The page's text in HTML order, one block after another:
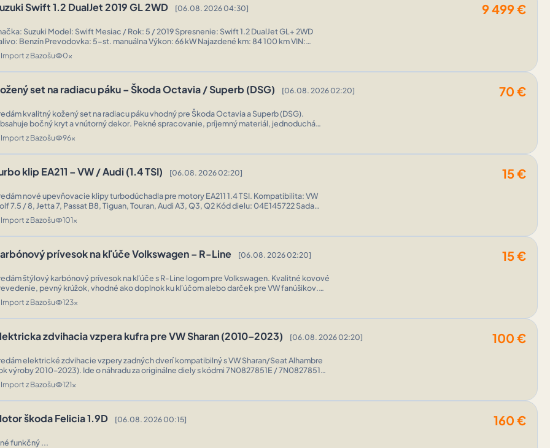
Swift 1.2 DualJet 2019 GL 2WD [06.08. 2026 04:30] 9 499€
Suzuki Model: Swift Mesiac / Rok: 5 / 2019 Spresnenie: Swift 1.2 DualJet GL+ 2WD
Benzín Prevodovka: 5-st. manuálna Výkon: 66 kW Najazdené km: 84 100 km VIN:
Stav: Používané Karoséria: Hatchback Pohon: Pred ...
Import z Bazošuvisibility0x
set na radiacu páku – Škoda Octavia / Superb (DSG) [06.08. 2026 02:20] 70 €
kvalitný kožený set na radiacu páku vhodný pre Škoda Octavia a Superb (DSG).
bočný kryt a vnútorný dekor. Pekné spracovanie, príjemný materiál, jednoduchá
Import z Bazošuvisibility96x
klip EA211 – VW / Audi (1.4 TSI) [06.08. 2026 02:20] 15€
nové upevňovacie klipy turbodúchadla pre motory EA211 1.4 TSI. Kompatibilita: VW
7.5 / 8, Jetta 7, Passat B8, Tiguan, Touran, Audi A3, Q3, Q2 Kód dielu: 04E145722 Sada
obsahuje 2 kusy. SADA- 12mm/2020-24 - 20€ 9mm/2017-19 - 15€ ...
Import z Bazošuvisibility101x
prívesok na kľúče Volkswagen – R-Line [06.08. 2026 02:20] 15€
štýlový karbónový prívesok na kľúče s R-Line logom pre Volkswagen. Kvalitné kovové
pevný krúžok, vhodné ako doplnok ku kľúčom alebo darček pre VW fanúšikov.
KUS-15€! PRE VIAC INFO TEL. alebo SPRÁVA ...
Import z Bazošuvisibility123x
zdvihacia vzpera kufra pre VW Sharan (2010–2023) [06.08. 2026 02:20] 100 €
elektrické zdvihacie vzpery zadných dverí kompatibilný s VW Sharan/Seat Alhambre
výroby 2010–2023). Ide o náhradu za originálne diely s kódmi 7N0827851E / 7N0827851G,
Import z Bazošuvisibility121x
škoda Felicia 1.9D [06.08. 2026 00:15] 160 €
funkčný ...